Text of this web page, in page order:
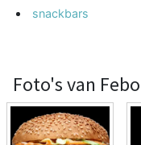
snackbars
Foto's van